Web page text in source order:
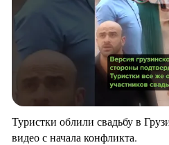
Туристки облили свадьбу в
видео с начала конфликта.